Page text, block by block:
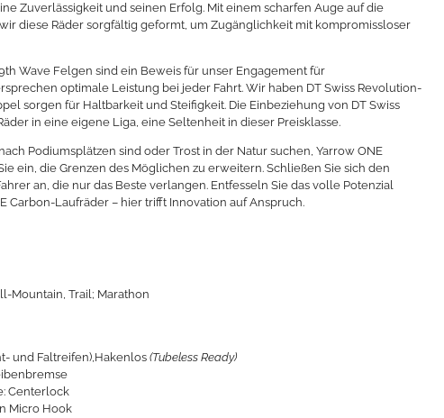
Zuverlässigkeit und seinen Erfolg. Mit einem scharfen Auge auf die
diese Räder sorgfältig geformt, um Zugänglichkeit mit kompromissloser
Wave Felgen sind ein Beweis für unser Engagement für
optimale Leistung bei jeder Fahrt. Wir haben DT Swiss Revolution-
sorgen für Haltbarkeit und Steifigkeit. Die Einbeziehung von DT Swiss
in eine eigene Liga, eine Seltenheit in dieser Preisklasse.
Podiumsplätzen sind oder Trost in der Natur suchen, Yarrow ONE
ein, die Grenzen des Möglichen zu erweitern. Schließen Sie sich den
an, die nur das Beste verlangen. Entfesseln Sie das volle Potenzial
Carbon-Laufräder – hier trifft Innovation auf Anspruch.
Mountain, Trail; Marathon
und Faltreifen),Hakenlos (Tubeless Ready)
Centerlock
Micro Hook